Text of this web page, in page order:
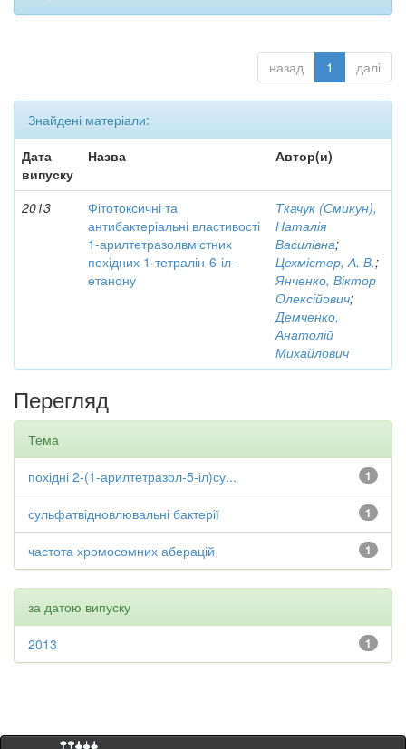
назад 1 далі
Знайдені матеріали:
Дата
випуску
Назва Автор(и)
2013
Фітотоксичні та
антибактеріальні властивості
1-арилтетразолвмістних
похідних 1-тетралін-6-іл-
етанону
Ткачук (Смикун),
Наталія
Василівна;
Цехмістер, А. В.;
Янченко, Віктор
Олексійович;
Демченко,
Анатолій
Михайлович
Перегляд
Тема
1
похідні 2-(1-арилтетразол-5-іл)су...
1
сульфатвідновлювальні бактерії
1
частота хромосомних аберацій
за датою випуску
1
2013